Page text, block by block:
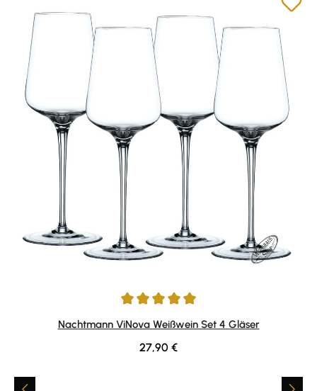
Durchschnittliche Bewertung von 5 von 5 Sternen
Nachtmann ViNova Weißwein Set 4 Gläser
Regulärer Preis:
27,90 €